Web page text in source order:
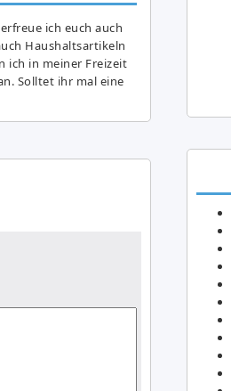
ich euch auch
Haushaltsartikeln
ich in meiner Freizeit
Solltet ihr mal eine